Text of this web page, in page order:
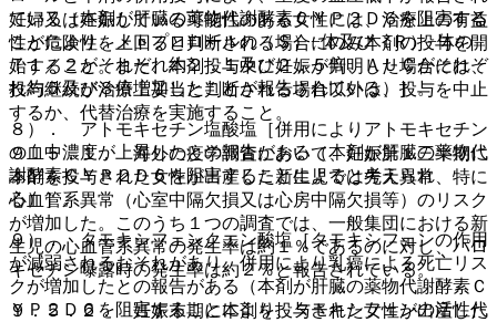
妊婦又は妊娠している可能性のある女性には、治療上の有益
性が危険性を上回ると判断される場合にのみ本剤の投与を開
始すること。また、本剤投与中に妊娠が判明した場合には、
投与継続が治療上妥当と判断される場合以外は、投与を中止
するか、代替治療を実施すること。
９．５．１． 海外の疫学調査において、妊娠第１三半期に
本剤を投与された女性が出産した新生児では先天異常、特に
心血管系異常（心室中隔欠損又は心房中隔欠損等）のリスク
が増加した。このうち１つの調査では、一般集団における新
生児の心血管系異常の発生率は約１％であるのに対し、パロ
キセチン曝露時の発生率は約２％と報告されている。
９．５．２． 妊娠末期に本剤を投与された女性が出産した
ている（本剤が肝臓の薬物代謝酵素ＣＹＰ２Ｄ６を阻害する
ことにより、メトプロロールの（Ｓ）−体及び（Ｒ）−体の
Ｔ１／２がそれぞれ約２．１及び２．５倍、ＡＵＣがそれぞ
れ約５及び８倍増加したことが報告されている）］。
８）． アトモキセチン塩酸塩［併用によりアトモキセチン
の血中濃度が上昇したとの報告がある（本剤が肝臓の薬物代
謝酵素ＣＹＰ２Ｄ６を阻害することによると考えられ
る）］。
９）． タモキシフェンクエン酸塩［タモキシフェンの作用
が減弱されるおそれがあり、併用により乳癌による死亡リス
クが増加したとの報告がある（本剤が肝臓の薬物代謝酵素Ｃ
ＹＰ２Ｄ６を阻害することにより、タモキシフェンの活性代